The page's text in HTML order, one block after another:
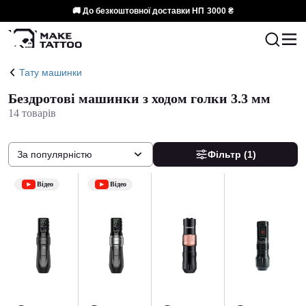
🚚 До безкоштовної доставки НП 3000 ₴
Тату машинки
Бездротові машинки з ходом голки 3.3 мм
14 товарів
Фільтр (1)
За популярністю
Відео Відео